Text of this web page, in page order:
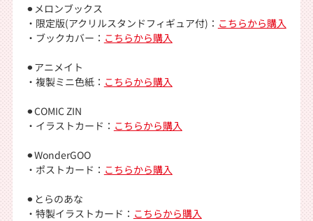
⚫︎メロンブックス
・限定版(アクリルスタンドフィギュア付)： こちらから購入
・ブックカバー： こちらから購入
⚫︎アニメイト
・複製ミニ色紙： こちらから購入
⚫︎COMIC ZIN
・イラストカード： こちらから購入
⚫︎WonderGOO
・ポストカード： こちらから購入
⚫︎とらのあな
・特製イラストカード： こちらから購入